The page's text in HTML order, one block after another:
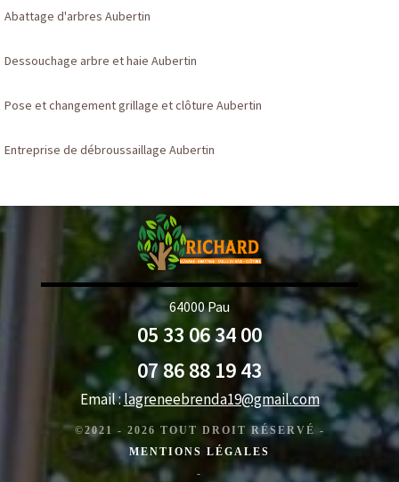
Abattage d'arbres Aubertin
Dessouchage arbre et haie Aubertin
Pose et changement grillage et clôture Aubertin
Entreprise de débroussaillage Aubertin
64000 Pau
05 33 06 34 00
07 86 88 19 43
Email :lagreneebrenda19@gmail.com
©2021 - 2026 TOUT DROIT RÉSERVÉ -
MENTIONS LÉGALES
-